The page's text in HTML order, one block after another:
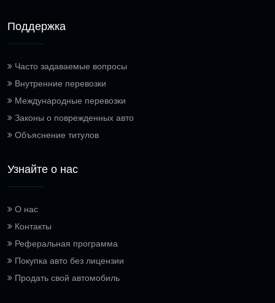
Поддержка
Часто задаваемые вопросы
Внутренние перевозки
Международные перевозки
Законы о поврежденных авто
Объяснение титулов
Узнайте о нас
О нас
Контакты
Реферальная программа
Покупка авто без лицензии
Продать свой автомобиль